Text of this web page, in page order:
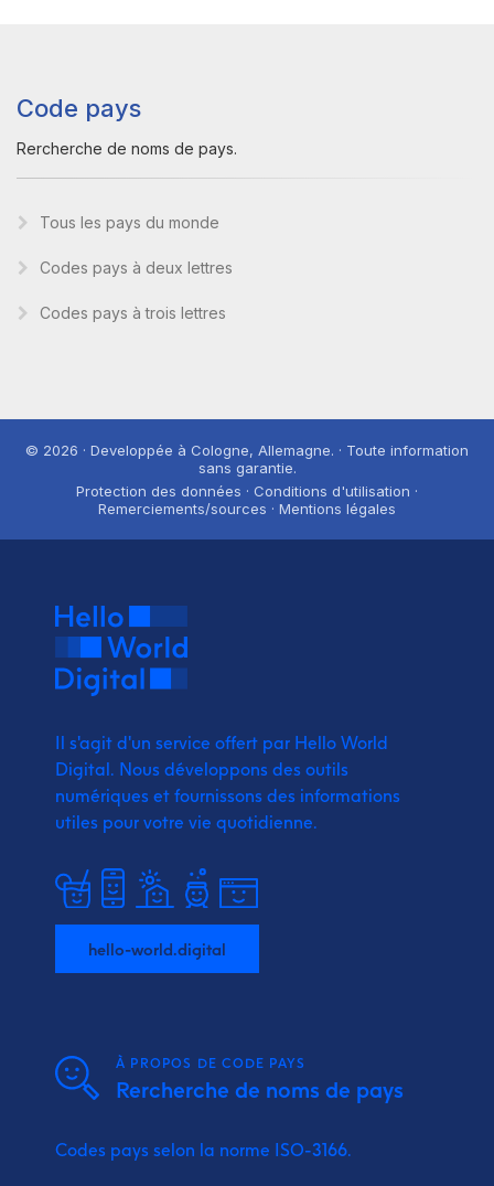
Code pays
Rercherche de noms de pays.
Tous les pays du monde
Codes pays à deux lettres
Codes pays à trois lettres
© 2026 · Developpée à Cologne, Allemagne. · Toute information
sans garantie.
Protection des données · Conditions d'utilisation ·
Remerciements/sources · Mentions légales
Il s'agit d'un service offert par Hello World
Digital. Nous développons des outils
numériques et fournissons des informations
utiles pour votre vie quotidienne.
hello-world.digital
À PROPOS DE CODE PAYS
Rercherche de noms de pays
Codes pays selon la norme ISO-3166.